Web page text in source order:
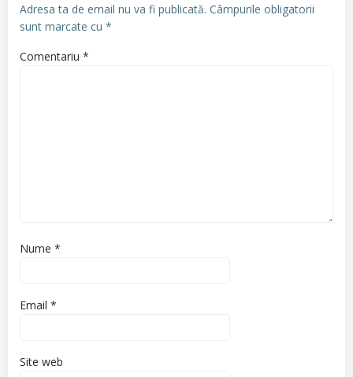
Adresa ta de email nu va fi publicată. Câmpurile obligatorii
sunt marcate cu *
Comentariu *
Nume *
Email *
Site web